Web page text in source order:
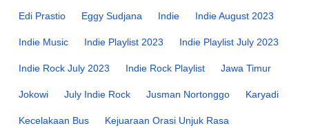
Edi Prastio Eggy Sudjana Indie Indie August 2023
Indie Music Indie Playlist 2023 Indie Playlist July 2023
Indie Rock July 2023 Indie Rock Playlist Jawa Timur
Jokowi July Indie Rock Jusman Nortonggo Karyadi
Kecelakaan Bus Kejuaraan Orasi Unjuk Rasa